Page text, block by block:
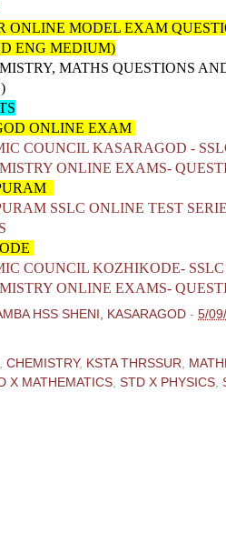
ONLINE MODEL EXAM
ENG MEDIUM)
MATHS QUESTIONS
ONLINE EXAM
COUNCIL KASARAGOD -
ONLINE EXAMS-
SSLC ONLINE TEST
COUNCIL KOZHIKODE-
ONLINE EXAMS-
HSS SHENI, KASARAGOD - 5/
CHEMISTRY, KSTA THRSSUR
X MATHEMATICS STD X PHYSICS